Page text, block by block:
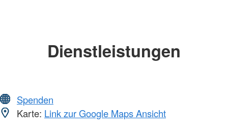
Dienstleistungen
Spenden
Karte: Link zur Google Maps Ansicht